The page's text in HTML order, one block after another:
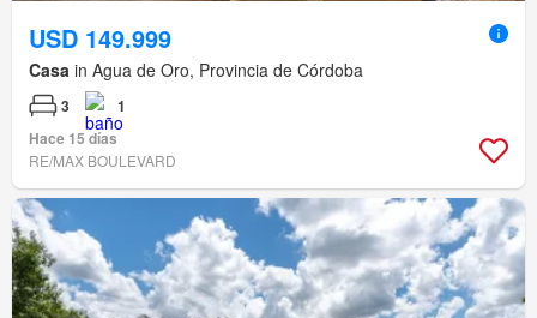
USD 149.999
Casa in Agua de Oro, Provincia de Córdoba
3
1
Hace 15 días
RE/MAX BOULEVARD